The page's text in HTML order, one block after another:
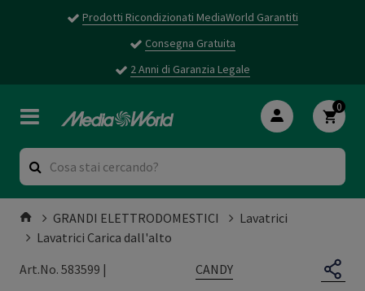
Prodotti Ricondizionati MediaWorld Garantiti
Consegna Gratuita
2 Anni di Garanzia Legale
0
GRANDI ELETTRODOMESTICI
Lavatrici
Lavatrici Carica dall'alto
Art.No. 583599 |
CANDY